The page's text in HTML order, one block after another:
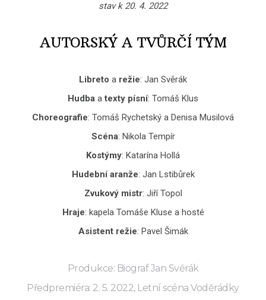
stav k 20. 4. 2022
AUTORSKÝ A TVŮRČÍ TÝM
Libreto a režie: Jan Svěrák
Hudba atexty písní: Tomáš Klus
Choreografie: Tomáš Rychetský a Denisa Musilová
Scéna: Nikola Tempír
Kostýmy: Katarína Hollá
Hudební aranže: Jan Lstibůrek
Zvukový mistr: Jiří Topol
Hraje: kapela Tomáše Kluse a hosté
Asistent režie: Pavel Šimák
Produkce: Biograf Jan Svěrák
Předpremiéra: 2. 5. 2022, Letní scéna Voděrádky